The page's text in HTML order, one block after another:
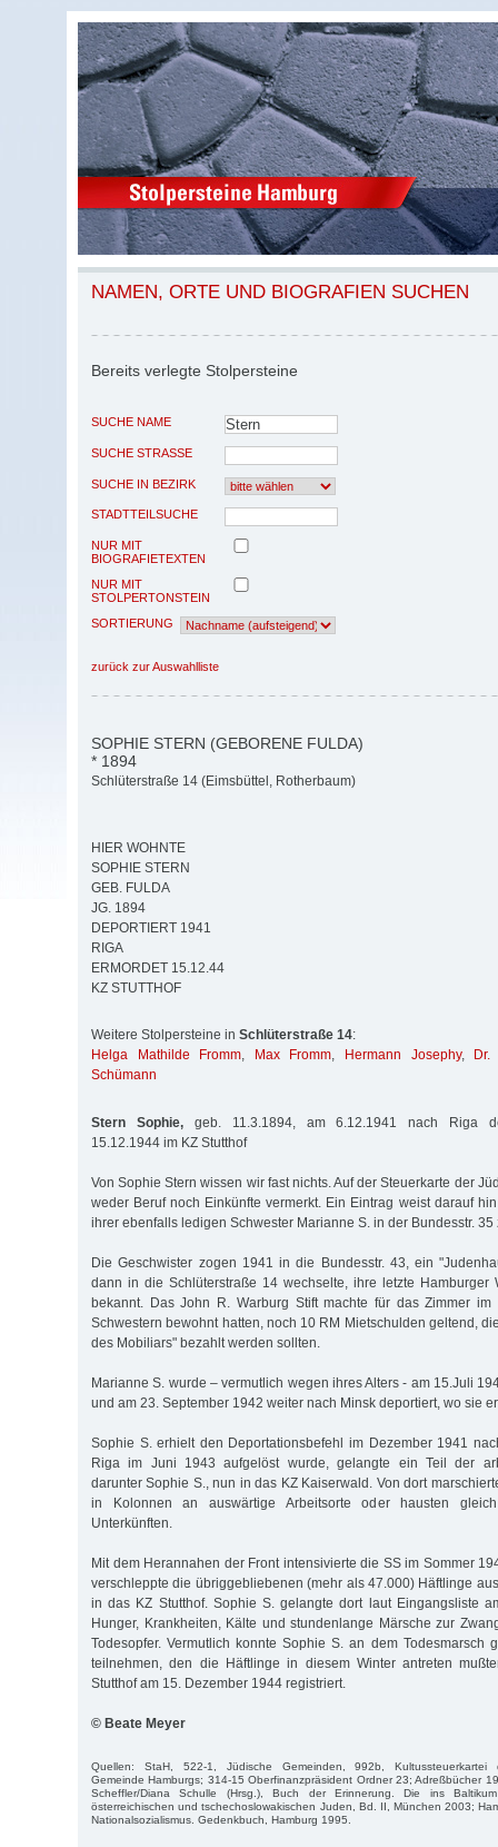
NAMEN, ORTE UND BIOGRAFIEN SUCHEN
Bereits verlegte Stolpersteine
SUCHE NAME
SUCHE STRASSE
SUCHE IN BEZIRK
STADTTEILSUCHE
NUR MIT
BIOGRAFIETEXTEN
NUR MIT
STOLPERTONSTEIN
SORTIERUNG
zurück zur Auswahlliste
SOPHIE STERN (GEBORENE FULDA)
* 1894
Schlüterstraße 14 (Eimsbüttel, Rotherbaum)
HIER WOHNTE
SOPHIE STERN
GEB. FULDA
JG. 1894
DEPORTIERT 1941
RIGA
ERMORDET 15.12.44
KZ STUTTHOF
Weitere Stolpersteine in Schlüterstraße 14:
Helga Mathilde Fromm, Max Fromm, Hermann Josephy,
Schümann
Stern Sophie,geb. 11.3.1894, am 6.12.1941 nach Riga
15.12.1944 im KZ Stutthof
Von Sophie Stern wissen wir fast nichts. Auf der Steuerkarte der
weder Beruf noch Einkünfte vermerkt. Ein Eintrag weist darauf
ihrer ebenfalls ledigen Schwester Marianne S. in der Bundesstr.
Die Geschwister zogen 1941 in die Bundesstr. 43, ein
dann in die Schlüterstraße 14 wechselte, ihre letzte Hamburger
bekannt. Das John R. Warburg Stift machte für das Zimmer
Schwestern bewohnt hatten, noch 10 RM Mietschulden geltend,
des Mobiliars" bezahlt werden sollten.
Marianne S. wurde – vermutlich wegen ihres Alters - am 15.Juli
und am 23. September 1942 weiter nach Minsk deportiert, wo sie
Sophie S. erhielt den Deportationsbefehl im Dezember 1941
Riga im Juni 1943 aufgelöst wurde, gelangte ein Teil der
darunter Sophie S., nun in das KZ Kaiserwald. Von dort
in Kolonnen an auswärtige Arbeitsorte oder hausten
Unterkünften.
Mit dem Herannahen der Front intensivierte die SS im Sommer
verschleppte die übriggebliebenen (mehr als 47.000) Häftlinge
in das KZ Stutthof. Sophie S. gelangte dort laut Eingangsliste
Hunger, Krankheiten, Kälte und stundenlange Märsche zur
Todesopfer. Vermutlich konnte Sophie S. an dem Todesmarsch
teilnehmen, den die Häftlinge in diesem Winter antreten
Stutthof am 15. Dezember 1944 registriert.
© Beate Meyer
Quellen: StaH, 522-1, Jüdische Gemeinden, 992b, Kultussteuerkartei
Gemeinde Hamburgs; 314-15 Oberfinanzpräsident Ordner 23; Adreßbücher
Scheffler/Diana Schulle (Hrsg.), Buch der Erinnerung. Die ins
österreichischen und tschechoslowakischen Juden, Bd. II, München 2003;
Nationalsozialismus. Gedenkbuch, Hamburg 1995.